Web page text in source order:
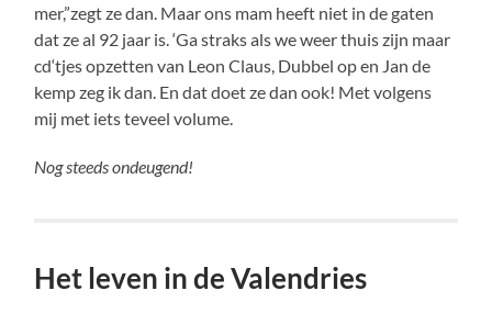
mer,”zegt ze dan. Maar ons mam heeft niet in de gaten
dat ze al 92 jaar is. ‘Ga straks als we weer thuis zijn maar
cd‘tjes opzetten van Leon Claus, Dubbel op en Jan de
kemp zeg ik dan. En dat doet ze dan ook! Met volgens
mij met iets teveel volume.
Nog steeds ondeugend!
Het leven in de Valendries